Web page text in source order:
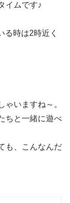
イムです♪
る時は2時近く
いますね～。
ちと一緒に遊べ
も、こんなんだ